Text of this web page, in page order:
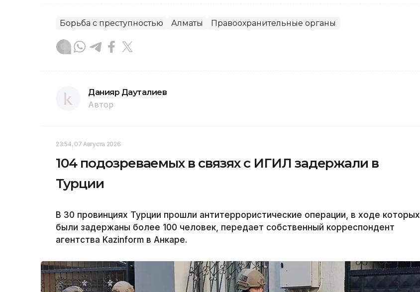
Борьба с преступностью Алматы Правоохранительные органы
Данияр Дауталиев
Автор
23:54, 07 Августа 2026
104 подозреваемых в связях с ИГИЛ задержали в
Турции
В 30 провинциях Турции прошли антитеррористические операции, в ходе которых
были задержаны более 100 человек, передает собственный корреспондент
агентства Kazinform в Анкаре.